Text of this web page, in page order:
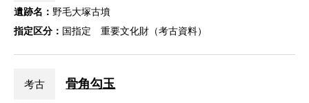
遺跡名： 野毛大塚古墳
指定区分： 国指定 重要文化財（考古資料）
考古 骨角勾玉